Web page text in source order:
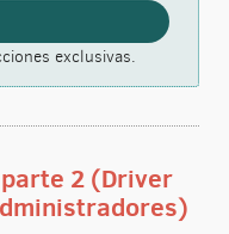
exclusivas.
2 (Driver